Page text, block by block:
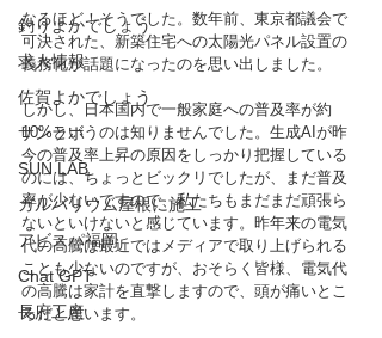
釣りよかでしょう
求人情報
佐賀よかでしょう
サンラボ
SUN LAB
ガルバリウム屋根に施工
アビスパ福岡
Chat GPT
長府工産
なるほど！そうでした。数年前、東京都議会で
可決された、新築住宅への太陽光パネル設置の
義務化が話題になったのを思い出しました。
しかし、日本国内で一般家庭への普及率が約
10%というのは知りませんでした。生成AIが昨
今の普及率上昇の原因をしっかり把握している
のには、ちょっとビックリでしたが、まだ普及
率が少ないですので、私たちもまだまだ頑張ら
ないといけないと感じています。昨年来の電気
代の高騰は最近ではメディアで取り上げられる
ことも少ないのですが、おそらく皆様、電気代
の高騰は家計を直撃しますので、頭が痛いとこ
ろだと思います。